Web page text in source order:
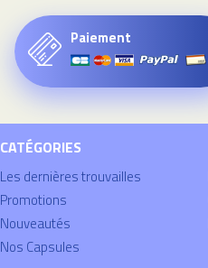
Paiement
CATÉGORIES
Les dernières trouvailles
Promotions
Nouveautés
Nos Capsules